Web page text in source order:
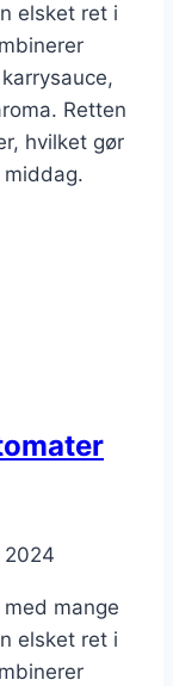
elsket ret i
Retten
hvilket gør
2024
mange
elsket ret i